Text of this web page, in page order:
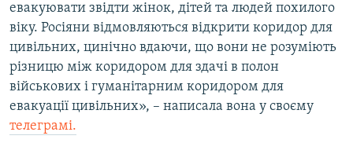
Усі сайти RFE/RL
евакуювати звідти жінок, дітей та людей похилого
віку. Росіяни відмовляються відкрити коридор для
цивільних, цинічно вдаючи, що вони не розуміють
різницю між коридором для здачі в полон
військових і гуманітарним коридором для
евакуації цивільних», – написала вона у своєму
телеграмі.